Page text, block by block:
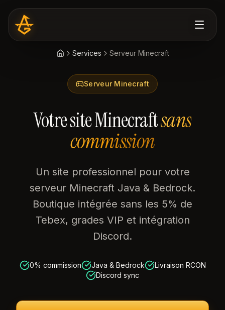
Services Serveur Minecraft
Serveur Minecraft
Votre site Minecraftsans
commission
Un site professionnel pour votre
serveur Minecraft Java & Bedrock.
Boutique intégrée sans les 5% de
Tebex, grades VIP et intégration
Discord.
0% commission Java & Bedrock
Livraison RCON
Discord sync